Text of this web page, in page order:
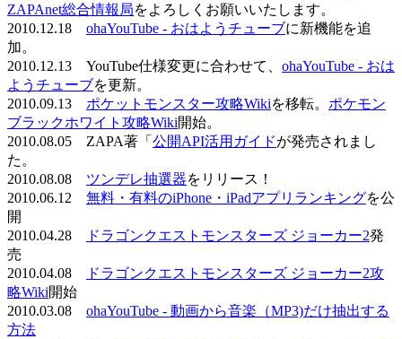
ZAPAnet総合情報局をよろしくお願いいたします。
2010.12.18 ohaYouTube - おはようチューブに新機能を追
加。
2010.12.13 YouTube仕様変更に合わせて、 ohaYouTube - おは
ようチューブを更新。
2010.09.13 ポケットモンスター攻略Wikiを移転。 ポケモン
ブラックホワイト攻略Wiki開始。
2010.08.05 ZAPA著「 公開API活用ガイドが発売されまし
た。
2010.08.08 ツンデレ抽選器をリリース！
2010.06.12 無料・有料のiPhone・iPadアプリランキングを公
開
2010.04.28
ドラゴンクエストモンスターズ ジョーカー2発
売
2010.04.08
ドラゴンクエストモンスターズ ジョーカー2攻
略Wiki開始
2010.03.08 ohaYouTube - 動画から音楽（MP3)だけ抽出する
方法